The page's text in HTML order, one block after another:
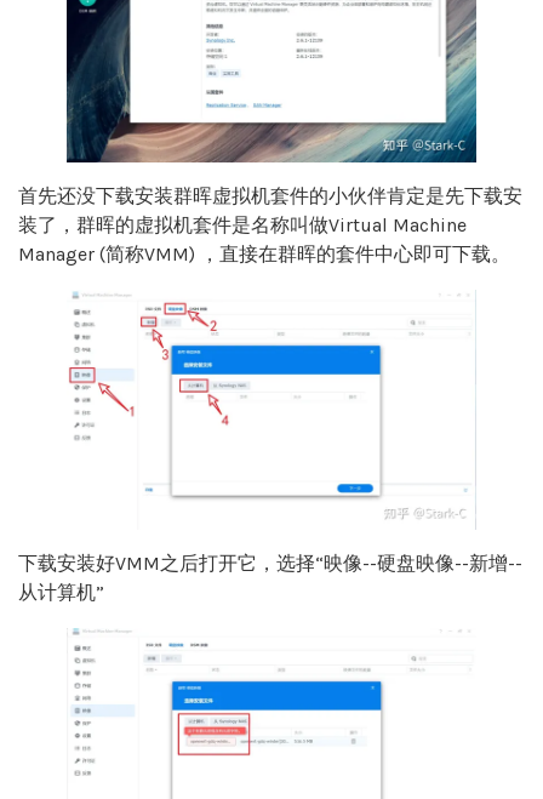
首先还没下载安装群晖虚拟机套件的小伙伴肯定是先下载安
装了，群晖的虚拟机套件是名称叫做Virtual Machine
Manager (简称VMM) ，直接在群晖的套件中心即可下载。
下载安装好VMM之后打开它，选择“映像--硬盘映像--新增--
从计算机”